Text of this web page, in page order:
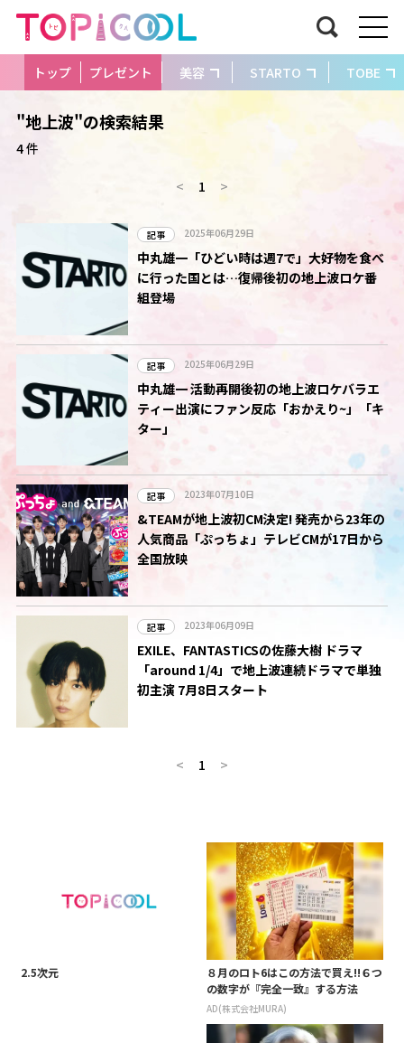
トップ プレゼント 美容 STARTO TOBE
"地上波"の検索結果
4 件
< 1 >
記事 2025年06月29日
中丸雄一「ひどい時は週7で」大好物を食べ
に行った国とは…復帰後初の地上波ロケ番
組登場
記事 2025年06月29日
中丸雄一 活動再開後初の地上波ロケバラエ
ティー出演にファン反応「おかえり~」「キ
ター」
記事 2023年07月10日
&TEAMが地上波初CM決定! 発売から23年の
人気商品「ぷっちょ」テレビCMが17日から
全国放映
記事 2023年06月09日
EXILE、FANTASTICSの佐藤大樹 ドラマ
「around 1/4」で地上波連続ドラマで単独
初主演 7月8日スタート
< 1 >
2.5次元
８月のロト6はこの方法で買え!!６つ
の数字が『完全一致』する方法
AD(株式会社MURA)